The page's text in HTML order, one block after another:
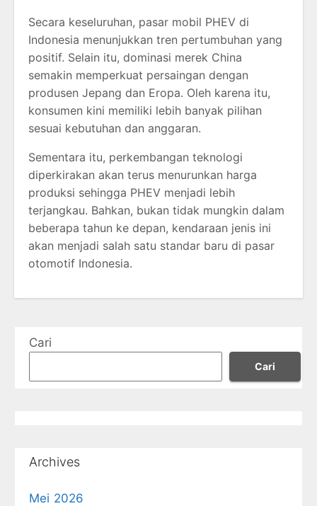
Secara keseluruhan, pasar mobil PHEV di
Indonesia menunjukkan tren pertumbuhan yang
positif. Selain itu, dominasi merek China
semakin memperkuat persaingan dengan
produsen Jepang dan Eropa. Oleh karena itu,
konsumen kini memiliki lebih banyak pilihan
sesuai kebutuhan dan anggaran.
Sementara itu, perkembangan teknologi
diperkirakan akan terus menurunkan harga
produksi sehingga PHEV menjadi lebih
terjangkau. Bahkan, bukan tidak mungkin dalam
beberapa tahun ke depan, kendaraan jenis ini
akan menjadi salah satu standar baru di pasar
otomotif Indonesia.
Cari
Cari
Archives
Mei 2026